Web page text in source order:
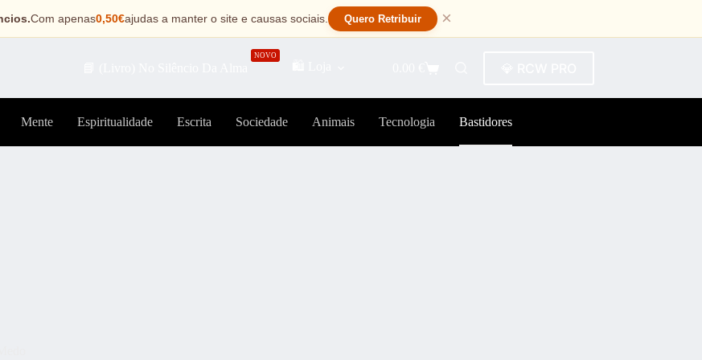
Com apenas0,50€ajudas a manter o site e causas sociais. Quero Retribuir ×
NOVO
Mente Espiritualidade Escrita Sociedade Animais Tecnologia Bastidores